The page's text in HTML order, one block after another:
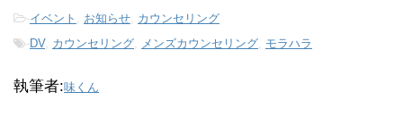
-イベント , お知らせ, カウンセリング
-DV, カウンセリング, メンズカウンセリング, モラハラ
執筆者:味くん